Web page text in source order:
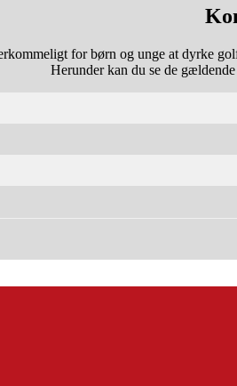
for børn og unge at dyrke
Herunder kan du se de